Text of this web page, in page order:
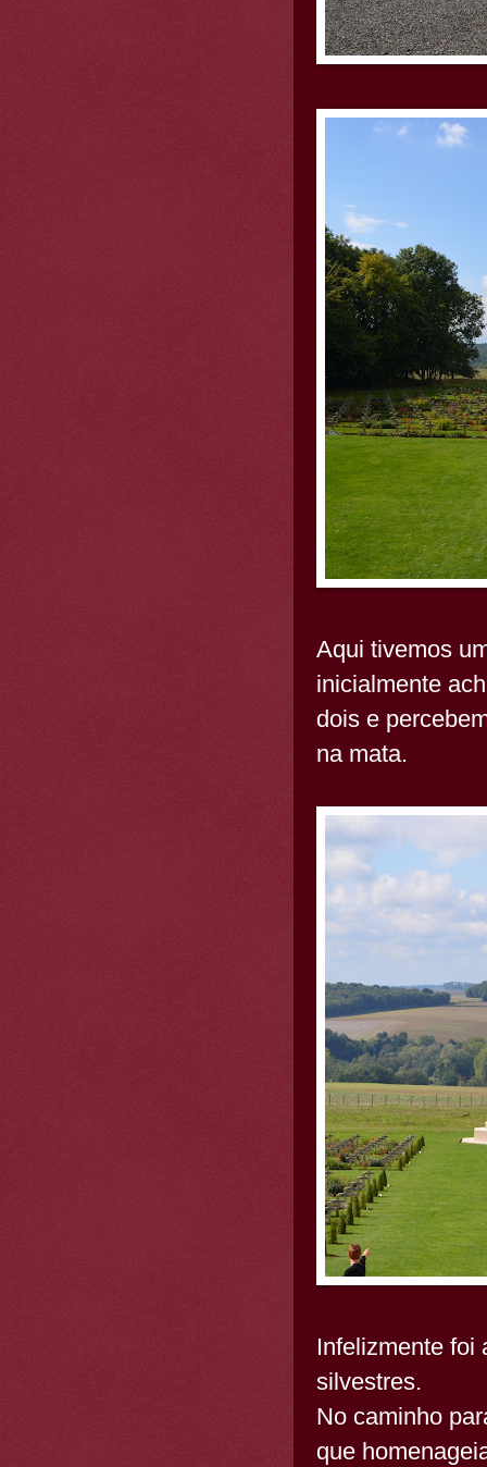
Aqui tivemos
inicialmente
dois e
na mata.
Infelizmente foi
silvestres.
No caminho
que